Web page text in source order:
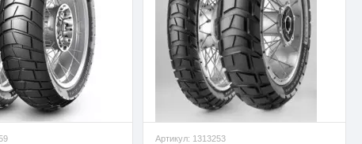
Артикул: 1313253